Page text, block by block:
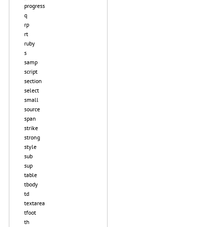
progress
q
rp
rt
ruby
s
samp
script
section
select
small
source
span
strike
strong
style
sub
sup
table
tbody
td
textarea
tfoot
th